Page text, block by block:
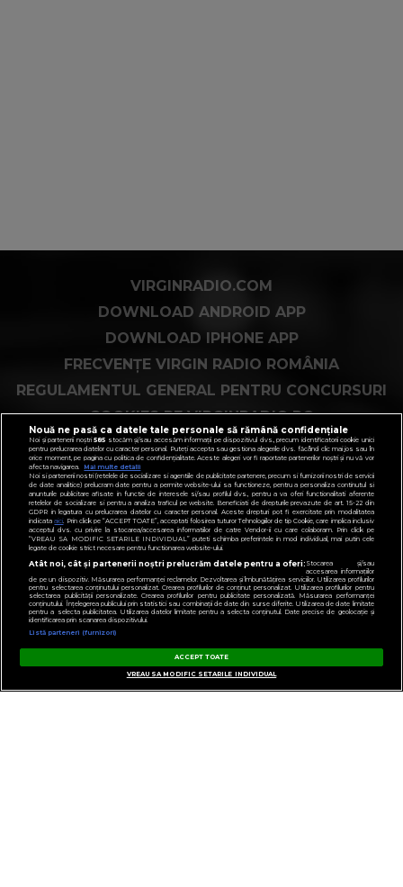
GESTIONAȚI PREFERINȚELE
VIRGINRADIO.COM
DOWNLOAD ANDROID APP
DOWNLOAD IPHONE APP
FRECVENȚE VIRGIN RADIO ROMÂNIA
REGULAMENTUL GENERAL PENTRU CONCURSURI
COOKIES PE VIRGINRADIO.RO
CONTACT
Nouă ne pasă ca datele tale personale să rămână confidențiale
Noi și partenerii noștri585 stocăm și/sau accesăm informații pe dispozitivul dvs., precum identificatorii cookie unici
pentru prelucrarea datelor cu caracter personal. Puteți accepta sau gestiona alegerile dvs. făcând clic mai jos sau în
orice moment, pe pagina cu politica de confidențialitate. Aceste alegeri vor fi raportate partenerilor noștri și nu vă vor
afecta navigarea.
Mai multe detalii
Noi si partenerii nostri (retelele de socializare si agentiile de publicitate partenere, precum si furnizorii nostri de servicii
de date analitice) prelucram date pentru a permite website-ului sa functioneze, pentru a personaliza continutul si
anunturile publicitare afisate in functie de interesele si/sau profilul dvs., pentru a va oferi functionalitati aferente
retelelor de socializare si pentru a analiza traficul pe website. Beneficiati de drepturile prevazute de art. 15-22 din
GDPR in legatura cu prelucrarea datelor cu caracter personal. Aceste drepturi pot fi exercitate prin modalitatea
indicataaici. Prin click pe “ACCEPT TOATE”, acceptati folosirea tuturor Tehnologiilor de tip Cookie, care implica inclusiv
acceptul dvs. cu privire la stocarea/accesarea informatiilor de catre Vendor-ii cu care colaboram. Prin click pe
“VREAU SA MODIFIC SETARILE INDIVIDUAL” puteti schimba preferintele in mod individual, mai putin cele
legate de cookie strict necesare pentru functionarea website-ului.
Atât noi, cât și partenerii noștri prelucrăm datele pentru a oferi: Stocarea și/sau
accesarea informațiilor
de pe un dispozitiv. Măsurarea performanței reclamelor. Dezvoltarea și îmbunătățirea serviciilor. Utilizarea profilurilor
pentru selectarea conținutului personalizat. Crearea profilurilor de conținut personalizat. Utilizarea profilurilor pentru
selectarea publicității personalizate. Crearea profilurilor pentru publicitate personalizată. Măsurarea performanței
conținutului. Înțelegerea publicului prin statistici sau combinații de date din surse diferite. Utilizarea de date limitate
pentru a selecta publicitatea. Utilizarea datelor limitate pentru a selecta conținutul. Date precise de geolocație și
identificarea prin scanarea dispozitivului.
Listă parteneri (furnizori)
ACCEPT TOATE
VREAU SA MODIFIC SETARILE INDIVIDUAL